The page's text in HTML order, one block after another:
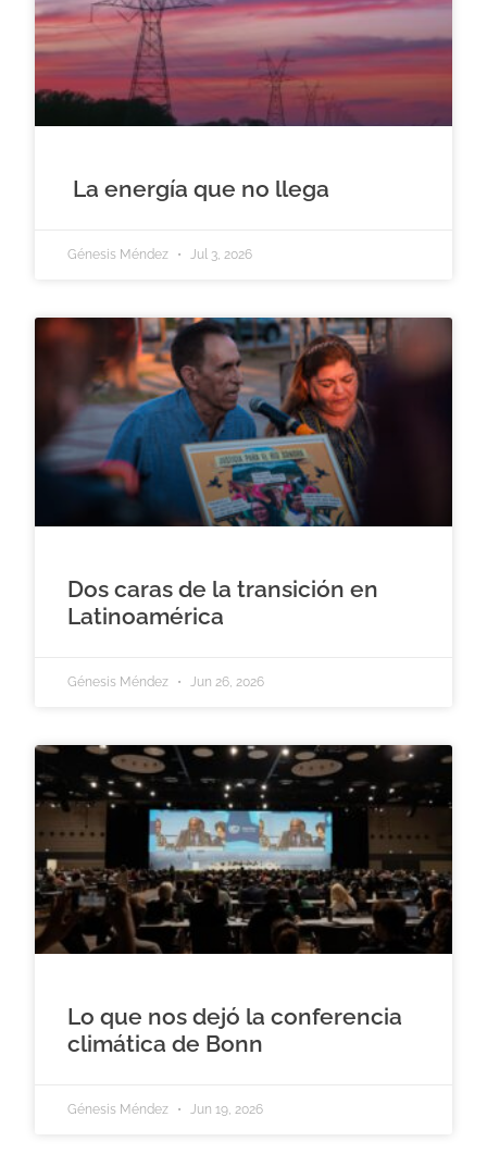
La energía que no llega
Génesis Méndez Jul 3, 2026
Dos caras de la transición en
Latinoamérica
Génesis Méndez Jun 26, 2026
Lo que nos dejó la conferencia
climática de Bonn
Génesis Méndez Jun 19, 2026